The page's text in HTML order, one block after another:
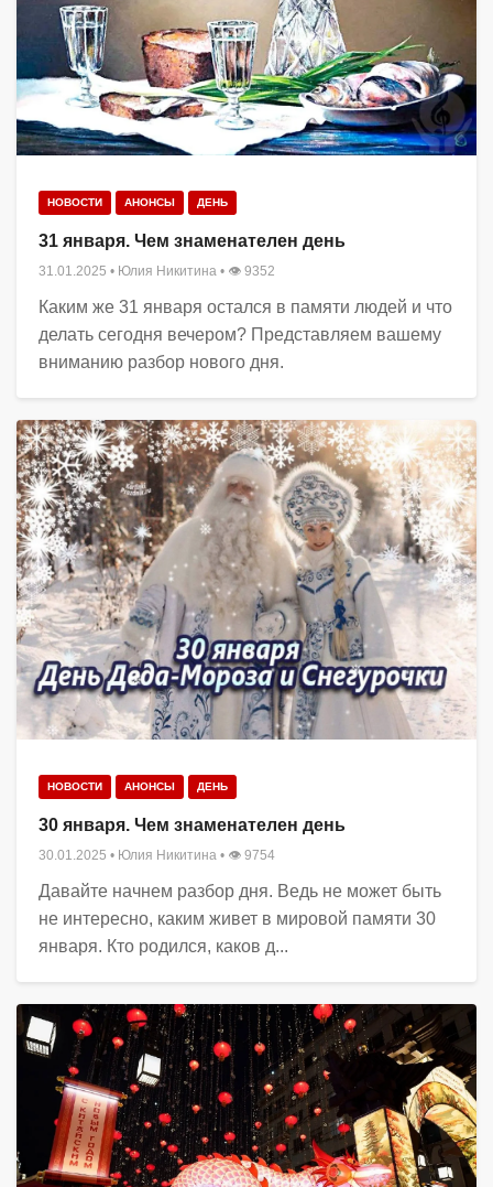
НОВОСТИ АНОНСЫ ДЕНЬ
31 января. Чем знаменателен день
31.01.2025 • Юлия Никитина • 👁 9352
Каким же 31 января остался в памяти людей и что
делать сегодня вечером? Представляем вашему
вниманию разбор нового дня.
НОВОСТИ АНОНСЫ ДЕНЬ
30 января. Чем знаменателен день
30.01.2025 • Юлия Никитина • 👁 9754
Давайте начнем разбор дня. Ведь не может быть
не интересно, каким живет в мировой памяти 30
января. Кто родился, каков д...